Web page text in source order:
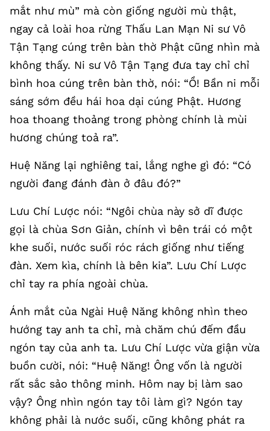
mắt như mù” mà còn giống người mù thật,
ngay cả loài hoa rừng Thấu Lan Mạn Ni sư Vô
Tận Tạng cúng trên bàn thờ Phật cũng nhìn mà
không thấy. Ni sư Vô Tận Tạng đưa tay chỉ chỉ
bình hoa cúng trên bàn thờ, nói: “Ồ! Bần ni mỗi
sáng sớm đều hái hoa dại cúng Phật. Hương
hoa thoang thoảng trong phòng chính là mùi
hương chúng toả ra”.
Huệ Năng lại nghiêng tai, lắng nghe gì đó: “Có
người đang đánh đàn ở đâu đó?”
Lưu Chí Lược nói: “Ngôi chùa này sở dĩ được
gọi là chùa Sơn Giản, chính vì bên trái có một
khe suối, nước suối róc rách giống như tiếng
đàn. Xem kìa, chính là bên kia”. Lưu Chí Lược
chỉ tay ra phía ngoài chùa.
Ánh mắt của Ngài Huệ Năng không nhìn theo
hướng tay anh ta chỉ, mà chăm chú đếm đầu
ngón tay của anh ta. Lưu Chí Lược vừa giận vừa
buồn cười, nói: “Huệ Năng! Ông vốn là người
rất sắc sảo thông minh. Hôm nay bị làm sao
vậy? Ông nhìn ngón tay tôi làm gì? Ngón tay
không phải là nước suối, cũng không phát ra